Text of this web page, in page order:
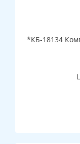
*КБ-18134